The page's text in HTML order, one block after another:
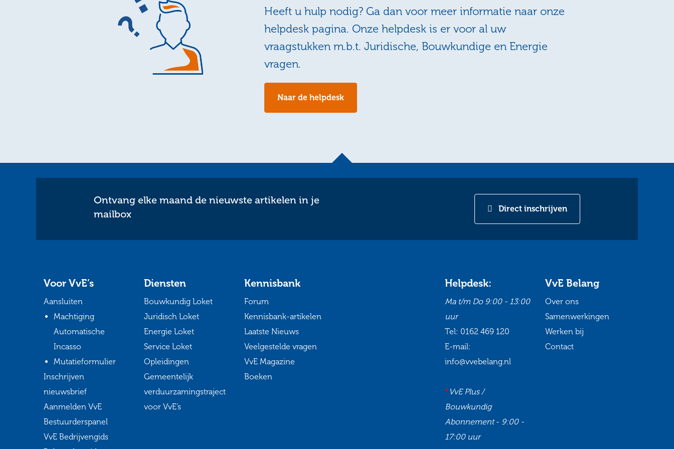
Heeft u hulp nodig? Ga dan voor meer informatie naar onze
helpdesk pagina. Onze helpdesk is er voor al uw
vraagstukken m.b.t. Juridische, Bouwkundige en Energie
vragen.
Naar de helpdesk
Ontvang elke maand de nieuwste artikelen in je
mailbox
Direct inschrijven
Voor VvE’s
Aansluiten
Machtiging
Automatische
Incasso
Mutatieformulier
Inschrijven
nieuwsbrief
Aanmelden VvE
Bestuurderspanel
VvE Bedrijvengids
Diensten
Bouwkundig Loket
Juridisch Loket
Energie Loket
Service Loket
Opleidingen
Gemeentelijk
verduurzamingstraject
voor VvE’s
Kennisbank
Forum
Kennisbank-artikelen
Laatste Nieuws
Veelgestelde vragen
VvE Magazine
Boeken
VvE Belang
Over ons
Samenwerkingen
Werken bij
Contact
Helpdesk:
Ma t/m Do 9:00 - 13:00
uur
Tel: 0162 469 120
E-mail:
info@vvebelang.nl
*VvE Plus /
Bouwkundig
Abonnement- 9:00 -
17:00 uur